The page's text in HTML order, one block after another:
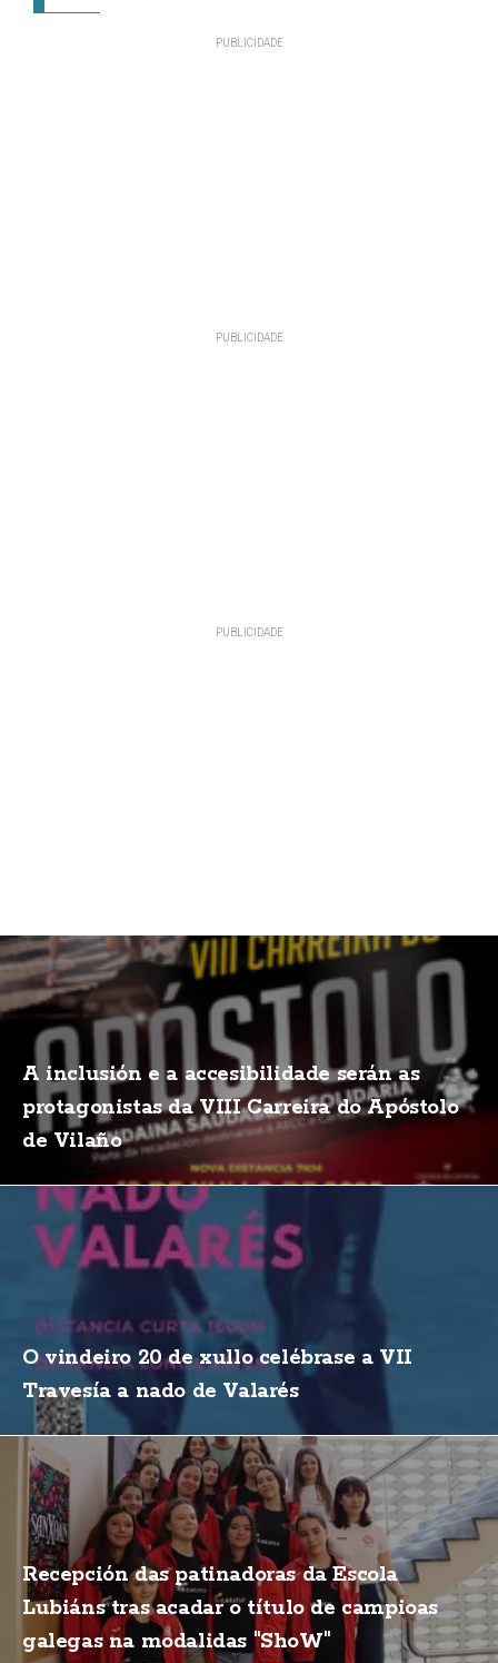
A inclusión e a accesibilidade serán as
protagonistas da VIII Carreira do Apóstolo
de Vilaño
O vindeiro 20 de xullo celébrase a VII
Travesía a nado de Valarés
Recepción das patinadoras da Escola
Lubiáns tras acadar o título de campioas
galegas na modalidas "ShoW"